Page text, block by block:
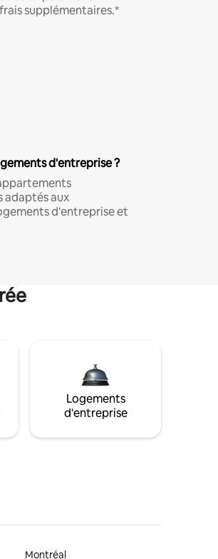
supplémentaires.*
d'entreprise ?
adaptés aux
d'entreprise et
Logements
d'entreprise
Montréal